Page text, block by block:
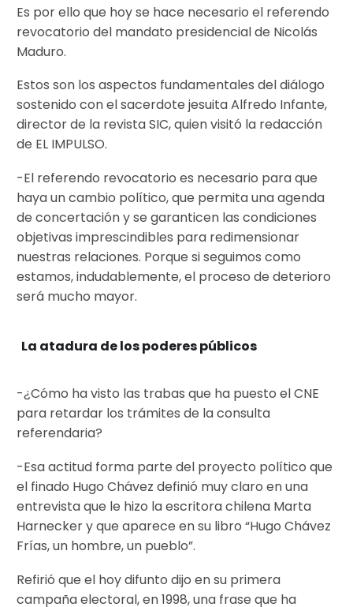
Es por ello que hoy se hace necesario el referendo
revocatorio del mandato presidencial de Nicolás
Maduro.
Estos son los aspectos fundamentales del diálogo
sostenido con el sacerdote jesuita Alfredo Infante,
director de la revista SIC, quien visitó la redacción
de EL IMPULSO.
-El referendo revocatorio es necesario para que
haya un cambio político, que permita una agenda
de concertación y se garanticen las condiciones
objetivas imprescindibles para redimensionar
nuestras relaciones. Porque si seguimos como
estamos, indudablemente, el proceso de deterioro
será mucho mayor.
La atadura de los poderes públicos
-¿Cómo ha visto las trabas que ha puesto el CNE
para retardar los trámites de la consulta
referendaria?
-Esa actitud forma parte del proyecto político que
el finado Hugo Chávez definió muy claro en una
entrevista que le hizo la escritora chilena Marta
Harnecker y que aparece en su libro “Hugo Chávez
Frías, un hombre, un pueblo”.
Refirió que el hoy difunto dijo en su primera
campaña electoral, en 1998, una frase que ha